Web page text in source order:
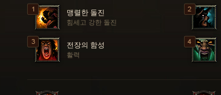
맹렬한 돌진
힘세고 강한 돌진
전장의 함성
활력